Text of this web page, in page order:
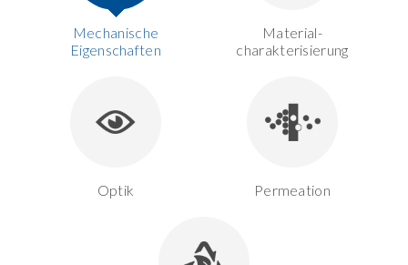
Mechanische
Eigenschaften
Material-
charakterisierung
Optik Permeation